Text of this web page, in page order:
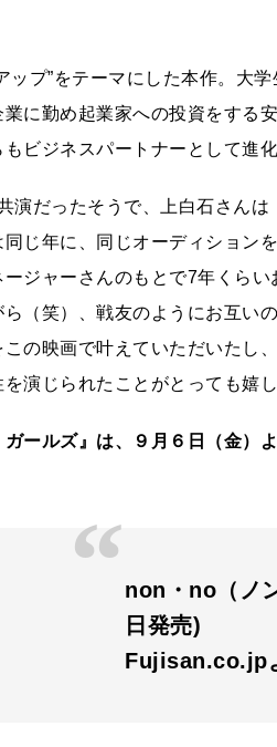
ップ”をテーマにした本作。大
に勤め起業家への投資をする
ビジネスパートナーとして進
演だったそうで、上白石さん
じ年に、同じオーディション
ジャーさんのもとで7年くら
（笑）、戦友のようにお互い
の映画で叶えていただいたし
演じられたことがとっても嬉
ールズ』は、９月６日（金）
non・no（ノ
日発売)
Fujisan.co.jp